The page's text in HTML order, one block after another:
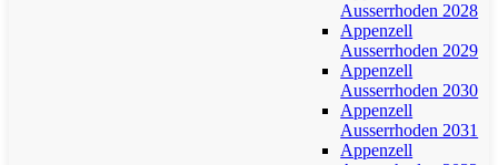
Ausserrhoden 2028
Appenzell
Ausserrhoden 2029
Appenzell
Ausserrhoden 2030
Appenzell
Ausserrhoden 2031
Appenzell